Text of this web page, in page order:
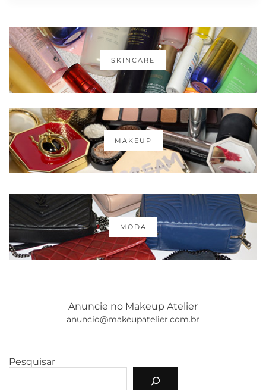
SKINCARE
MAKEUP
MODA
Anuncie no Makeup Atelier
anuncio@makeupatelier.com.br
Pesquisar